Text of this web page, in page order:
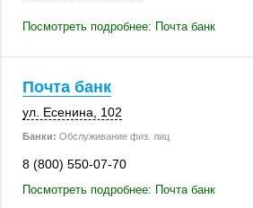
Посмотреть подробнее: Почта банк
Почта банк
ул. Есенина 102
Банки: Обслуживание физ. лиц
8 (800) 550-07-70
Посмотреть подробнее: Почта банк